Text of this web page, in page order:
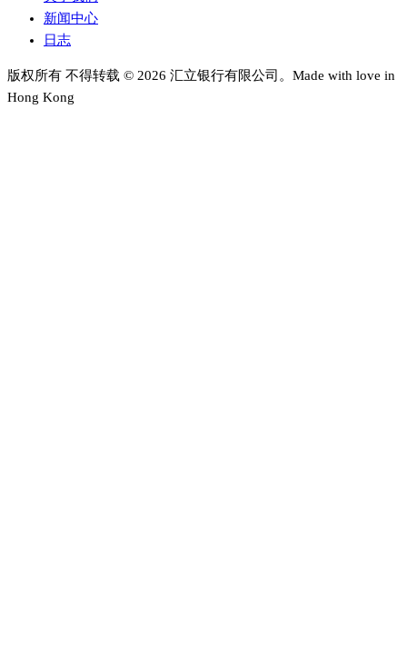
新闻中心
日志
版权所有 不得转载 © 2026 汇立银行有限公司。Made with love in
Hong Kong